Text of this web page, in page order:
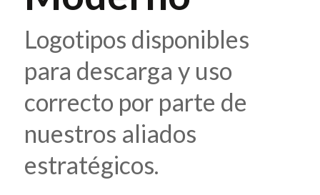
Logotipos disponibles
para descarga y uso
correcto por parte de
nuestros aliados
estratégicos.